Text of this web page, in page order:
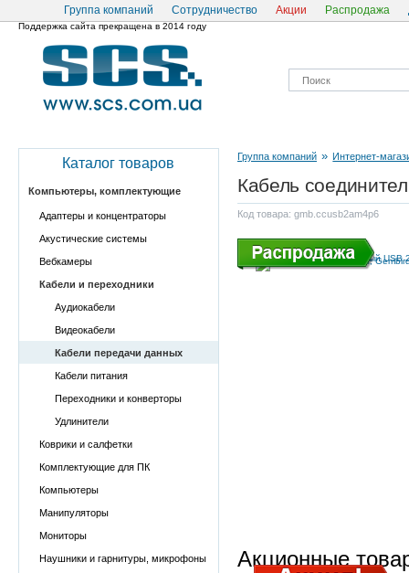
Группа компаний Сотрудничество Акции Распродажа
Поддержка сайта прекращена в 2014 году
Каталог товаров
Компьютеры, комплектующие
Адаптеры и концентраторы
Акустические системы
Вебкамеры
Кабели и переходники
Аудиокабели
Видеокабели
Кабели передачи данных
Кабели питания
Переходники и конверторы
Удлинители
Коврики и салфетки
Комплектующие для ПК
Компьютеры
Манипуляторы
Мониторы
Наушники и гарнитуры, микрофоны
Группа компаний » Интернет-
Кабель
Код товара: gmb.ccusb2am4p6
Акционные